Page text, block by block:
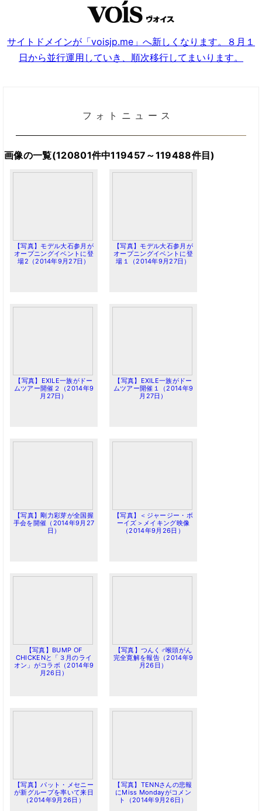
サイトドメインが「voisjp.me」へ新しくなります。８月１
日から並行運用していき、順次移行してまいります。
フォトニュース
画像の一覧(120801件中119457～119488件目)
【写真】モデル大石参月が
オープニングイベントに登
場2（2014年9月27日）
【写真】モデル大石参月が
オープニングイベントに登
場１（2014年9月27日）
【写真】EXILE一族がドー
ムツアー開催２（2014年9
月27日）
【写真】EXILE一族がドー
ムツアー開催１（2014年9
月27日）
【写真】剛力彩芽が全国握
手会を開催（2014年9月27
日）
【写真】＜ジャージー・ボ
ーイズ＞メイキング映像
（2014年9月26日）
【写真】BUMP OF
CHICKENと「３月のライ
オン」がコラボ（2014年9
月26日）
【写真】つんく♂喉頭がん
完全寛解を報告（2014年9
月26日）
【写真】パット・メセニー
が新グループを率いて来日
（2014年9月26日）
【写真】TENNさんの悲報
にMiss Mondayがコメン
ト（2014年9月26日）